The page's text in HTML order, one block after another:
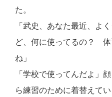
た。
「武史、あなた最近、よ
ど、何に使ってるの？ 体
ね」
「学校で使ってんだよ」
ら練習のために着替えて